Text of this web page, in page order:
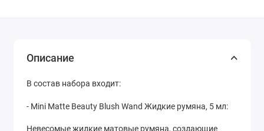
Описание
В состав набора входит:
- Mini Matte Beauty Blush Wand Жидкие румяна, 5 мл:
Невесомые жидкие матовые румяна, создающие